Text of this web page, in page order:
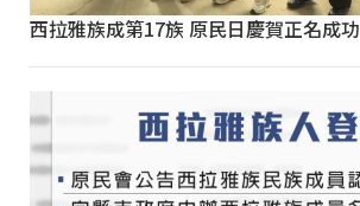
西拉雅族成第17族 原民日慶賀正名成功